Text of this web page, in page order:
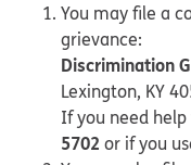
You may file a
grievance:
Discrimination
Lexington, KY
If you need
5702 or if you